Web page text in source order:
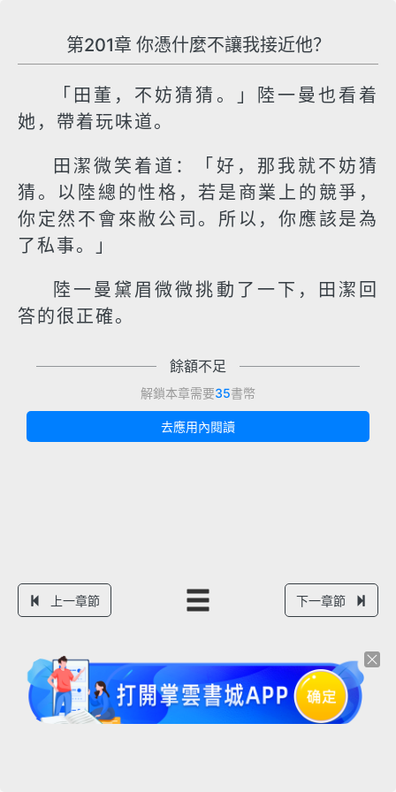
第201章 你憑什麼不讓我接近他？
「田董，不妨猜猜。」陸一曼也看着
她，帶着玩味道。
田潔微笑着道：「好，那我就不妨猜
猜。以陸總的性格，若是商業上的競爭，
你定然不會來敝公司。所以，你應該是為
了私事。」
陸一曼黛眉微微挑動了一下，田潔回
答的很正確。
餘額不足
解鎖本章需要35書幣
去應用內閱讀
上一章節 下一章節